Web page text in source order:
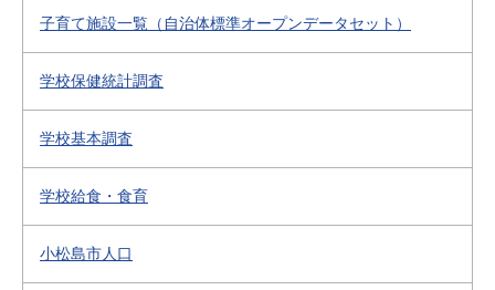
子育て施設一覧（自治体標準オープンデータセット）
学校保健統計調査
学校基本調査
学校給食・食育
小松島市人口